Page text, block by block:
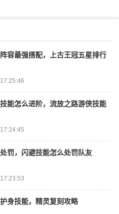
阵容最强搭配，上古王冠五星排行
能怎么进阶，流放之路游侠技能
罚，闪避技能怎么处罚队友
身技能，精灵复刻攻略